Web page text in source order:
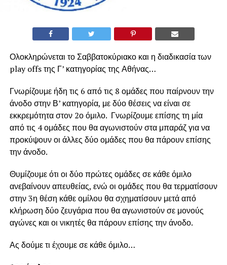
Ολοκληρώνεται το Σαββατοκύριακο και η διαδικασία των
play offs της Γ’ κατηγορίας της Αθήνας…
Γνωρίζουμε ήδη τις 6 από τις 8 ομάδες που παίρνουν την
άνοδο στην Β’ κατηγορία, με δύο θέσεις να είναι σε
εκκρεμότητα στον 2ο όμιλο. Γνωρίζουμε επίσης τη μία
από τις 4 ομάδες που θα αγωνιστούν στα μπαράζ για να
προκύψουν οι άλλες δύο ομάδες που θα πάρουν επίσης
την άνοδο.
Θυμίζουμε ότι οι δύο πρώτες ομάδες σε κάθε όμιλο
ανεβαίνουν απευθείας, ενώ οι ομάδες που θα τερματίσουν
στην 3η θέση κάθε ομίλου θα σχηματίσουν μετά από
κλήρωση δύο ζευγάρια που θα αγωνιστούν σε μονούς
αγώνες και οι νικητές θα πάρουν επίσης την άνοδο.
Ας δούμε τι έχουμε σε κάθε όμιλο…